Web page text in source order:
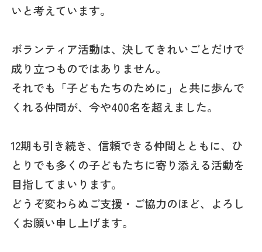
いと考えています。
ボランティア活動は、決してきれいごとだけで
成り立つものではありません。
それでも「子どもたちのために」と共に歩んで
くれる仲間が、今や400名を超えました。
12期も引き続き、信頼できる仲間とともに、ひ
とりでも多くの子どもたちに寄り添える活動を
目指してまいります。
どうぞ変わらぬご支援・ご協力のほど、よろし
くお願い申し上げます。